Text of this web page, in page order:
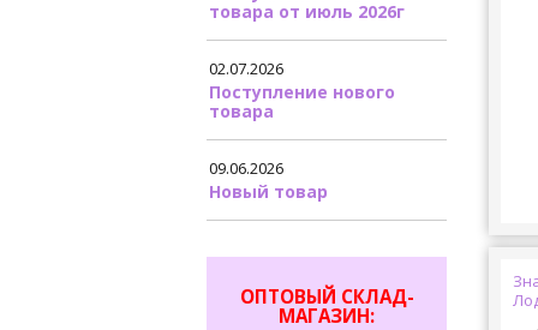
товара от июль 2026г
02.07.2026
Поступление нового
товара
09.06.2026
Новый товар
ОПТОВЫЙ СКЛАД-
МАГАЗИН: